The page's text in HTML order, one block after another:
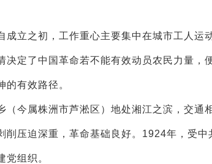
立之初，工作重心主要集中在城市工人运
决定了中国革命若不能有效动员农民力量
的有效路径。
今属株洲市芦淞区）地处湘江之滨，交通
削压迫深重，革命基础良好。1924年，受
党组织。